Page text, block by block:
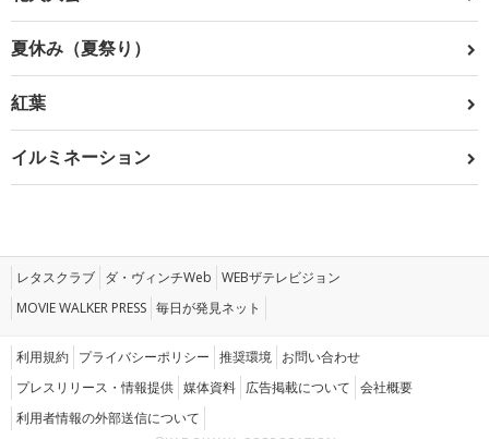
夏休み（夏祭り）
紅葉
イルミネーション
レタスクラブ ダ・ヴィンチWeb WEBザテレビジョン
MOVIE WALKER PRESS 毎日が発見ネット
利用規約 プライバシーポリシー 推奨環境 お問い合わせ
プレスリリース・情報提供 媒体資料 広告掲載について 会社概要
利用者情報の外部送信について